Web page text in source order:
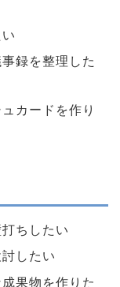
録を整理した
カードを作り
ちしたい
したい
果物を作りた